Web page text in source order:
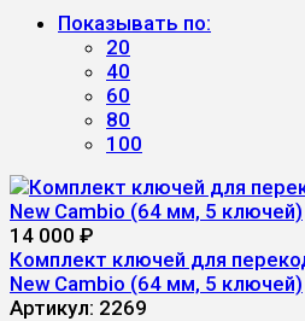
Показывать по:
20
40
60
80
100
14 000 ₽
Комплект ключей для
New Cambio (64 мм, 5 ключей)
Артикул: 2269